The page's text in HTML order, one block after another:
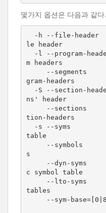
몇가지 옵션은 다음과 같다.
le header
m headers
gram-headers
ns' header
tion-headers
table
s
c symbol table
tables